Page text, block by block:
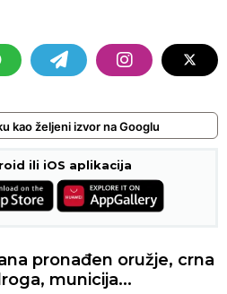
kao željeni izvor na Googlu
ili iOS aplikacija
pronađen oružje, crna
municija...